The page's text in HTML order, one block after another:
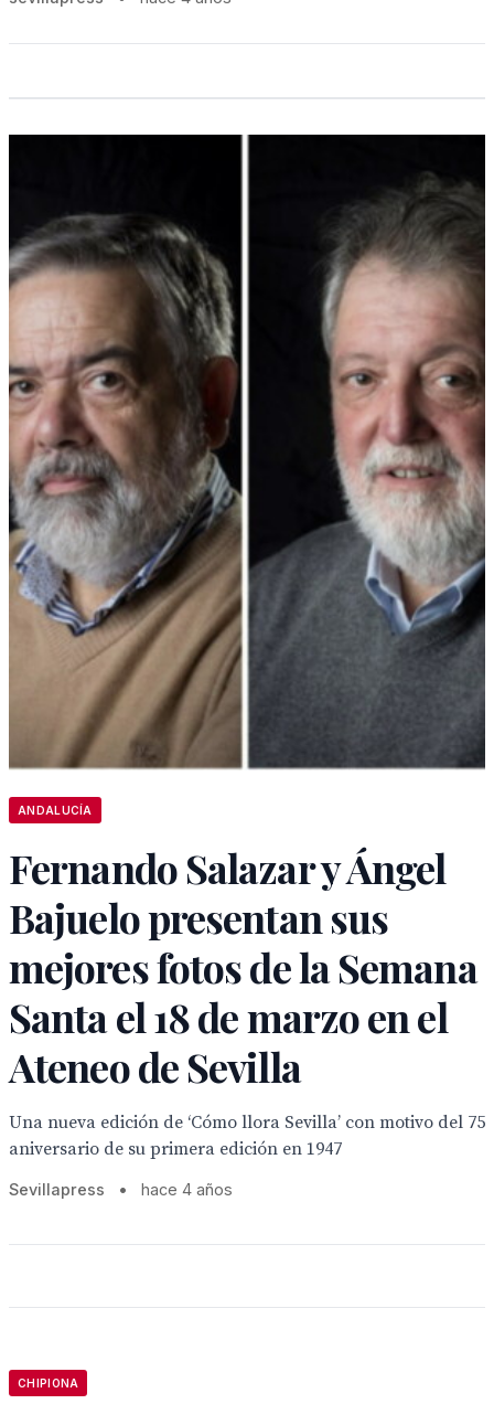
ANDALUCÍA
Fernando Salazar y Ángel
Bajuelo presentan sus
mejores fotos de la Semana
Santa el 18 de marzo en el
Ateneo de Sevilla
Una nueva edición de ‘Cómo llora Sevilla’ con motivo del 75
aniversario de su primera edición en 1947
Sevillapress • hace 4 años
CHIPIONA